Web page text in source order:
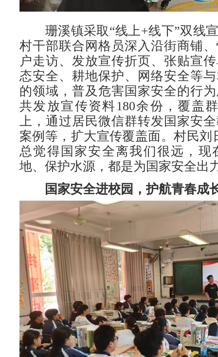
珊溪镇采取“线上+线下”双线宣
村干部联合网格员深入沿街商铺
户走访、发放宣传折页、张贴宣
态安全、耕地保护、网络安全等
的领域，普及危害国家安全的行
共发放宣传资料180余份，覆盖
上，通过居民微信群转发国家安
案例等，扩大宣传覆盖面。村民刘
总觉得国家安全离我们很远，现
地、保护水源，都是为国家安全出
国家安全进校园，护航青春成